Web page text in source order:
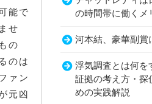
能で
せ
の
のは
ァン
元凶
の時間帯に働くメ
河本結、豪華副賞
浮気調査とは何を
証拠の考え方・探
めの実践解説